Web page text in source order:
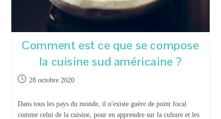
Comment est ce que se compose
la cuisine sud américaine ?
Publication
28 octobre 2020
Dans tous les pays du monde, il n'existe guère de point focal
comme celui de la cuisine, pour en apprendre sur la culture et les